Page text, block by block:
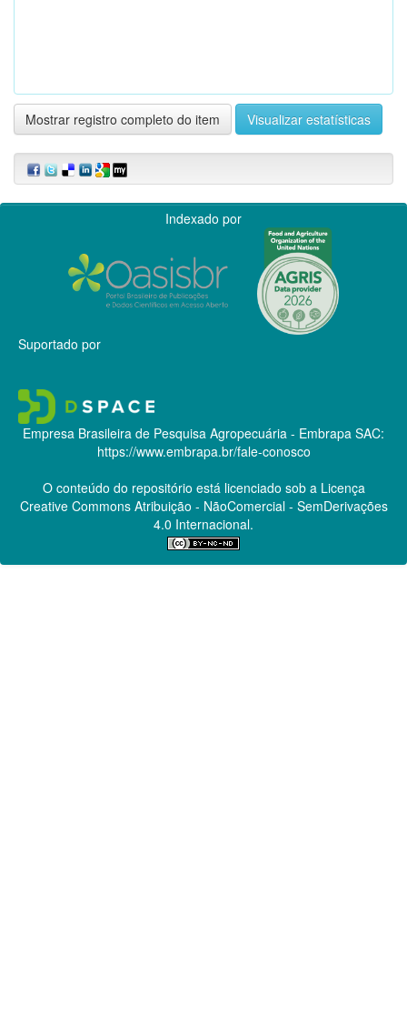
Mostrar registro completo do item Visualizar estatísticas
Indexado por
Suportado por
Empresa Brasileira de Pesquisa Agropecuária - Embrapa SAC:
https://www.embrapa.br/fale-conosco
O conteúdo do repositório está licenciado sob a Licença
Creative CommonsAtribuição - NãoComercial - SemDerivações
4.0 Internacional.